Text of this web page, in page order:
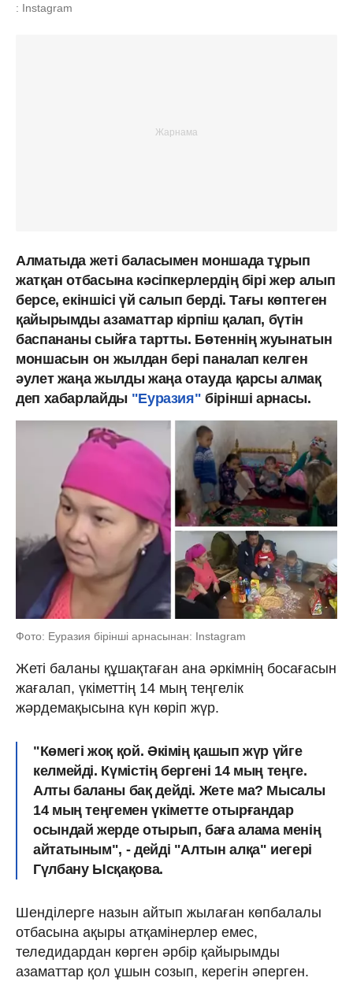
: Instagram
Алматыда жеті баласымен моншада тұрып
жатқан отбасына кәсіпкерлердің бірі жер алып
берсе, екіншісі үй салып берді. Тағы көптеген
қайырымды азаматтар кірпіш қалап, бүтін
баспананы сыйға тартты. Бөтеннің жуынатын
моншасын он жылдан бері паналап келген
әулет жаңа жылды жаңа отауда қарсы алмақ
деп хабарлайды "Еуразия" бірінші арнасы.
Фото: Еуразия бірінші арнасынан: Instagram
Жеті баланы құшақтаған ана әркімнің босағасын
жағалап, үкіметтің 14 мың теңгелік
жәрдемақысына күн көріп жүр.
"Көмегі жоқ қой. Әкімің қашып жүр үйге
келмейді. Күмістің бергені 14 мың теңге.
Алты баланы бақ дейді. Жете ма? Мысалы
14 мың теңгемен үкіметте отырғандар
осындай жерде отырып, баға алама менің
айтатыным", - дейді "Алтын алқа" иегері
Гүлбану Ысқақова.
Шенділерге назын айтып жылаған көпбалалы
отбасына ақыры атқамінерлер емес,
теледидардан көрген әрбір қайырымды
азаматтар қол ұшын созып, керегін әперген.